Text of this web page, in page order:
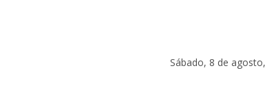
Sábado, 8 de agosto,